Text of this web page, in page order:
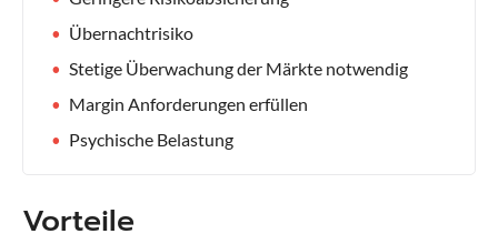
Übernachtrisiko
Stetige Überwachung der Märkte notwendig
Margin Anforderungen erfüllen
Psychische Belastung
Vorteile